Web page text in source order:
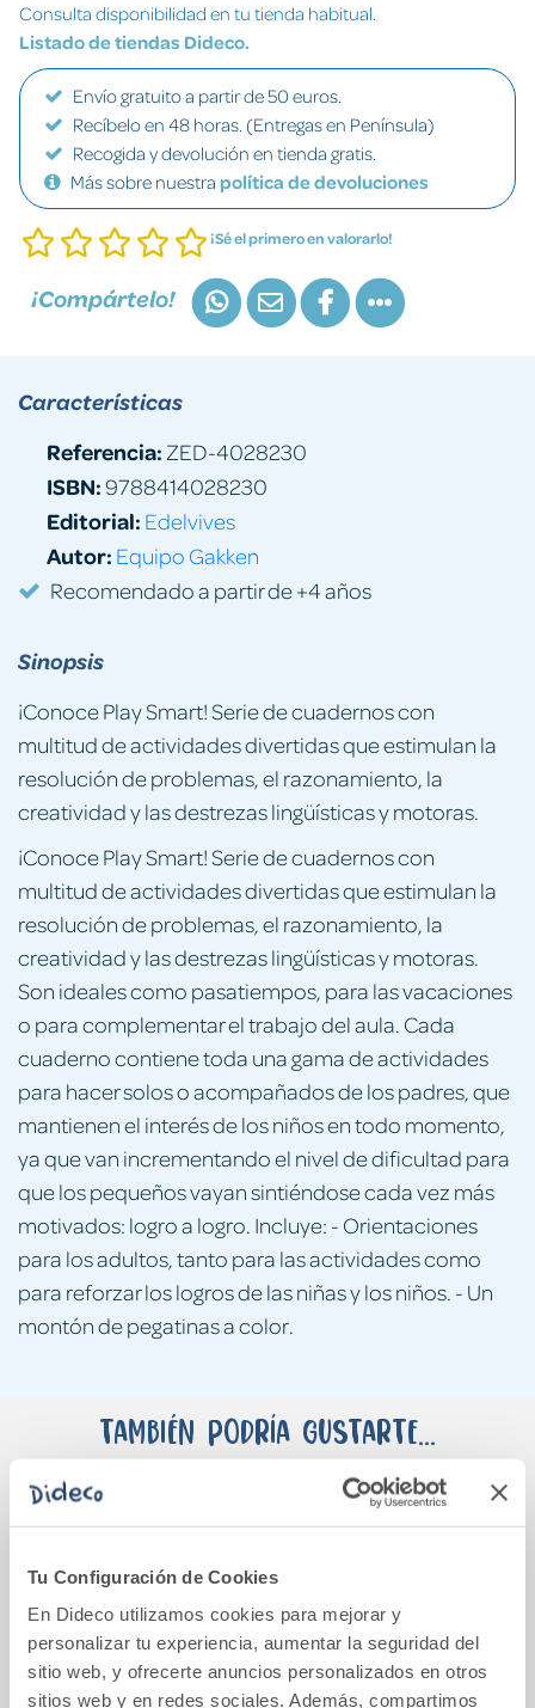
Tu Configuración de Cookies
En Dideco utilizamos cookies para mejorar y
personalizar tu experiencia, aumentar la seguridad del
sitio web, y ofrecerte anuncios personalizados en otros
sitios web y en redes sociales. Además, compartimos
Consulta disponibilidad en tu tienda habitual.
Listado de tiendas Dideco.
Envío gratuito a partir de 50 euros.
Recíbelo en 48 horas. (Entregas en Península)
Recogida y devolución en tienda gratis.
Más sobre nuestra política de devoluciones
¡Sé el primero en valorarlo!
¡Compártelo!
Sinopsis
¡Conoce Play Smart! Serie de cuadernos con
multitud de actividades divertidas que estimulan la
resolución de problemas, el razonamiento, la
creatividad y las destrezas lingüísticas y motoras.
¡Conoce Play Smart! Serie de cuadernos con
multitud de actividades divertidas que estimulan la
resolución de problemas, el razonamiento, la
creatividad y las destrezas lingüísticas y motoras.
Son ideales como pasatiempos, para las vacaciones
o para complementar el trabajo del aula. Cada
cuaderno contiene toda una gama de actividades
para hacer solos o acompañados de los padres, que
mantienen el interés de los niños en todo momento,
ya que van incrementando el nivel de dificultad para
que los pequeños vayan sintiéndose cada vez más
motivados: logro a logro. Incluye: - Orientaciones
para los adultos, tanto para las actividades como
para reforzar los logros de las niñas y los niños. - Un
montón de pegatinas a color.
Características
Referencia: ZED-4028230
ISBN:9788414028230
Editorial: Edelvives
Autor: Equipo Gakken
Recomendado a partir de +4 años
También podría gustarte...